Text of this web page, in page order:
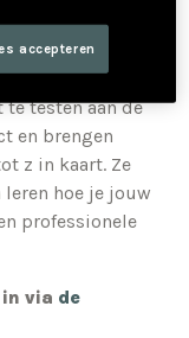
bedrijf.
testen aan de
en brengen
z in kaart. Ze
hoe je jouw
professionele
via de
accepteren